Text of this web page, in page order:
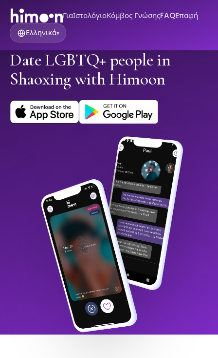
ΓιαΙστολόγιοΚόμβος ΓνώσηςFAQΕπαφή
Ελληνικά▾
Date LGBTQ+ people in
Shaoxing with Himoon